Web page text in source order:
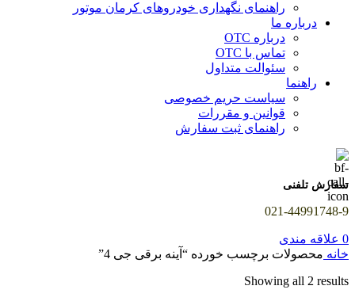
راهنمای نگهداری خودروهای کرمان موتور
درباره ما
درباره OTC
تماس با OTC
سئوالت متداول
راهنما
سیاست حریم خصوصی
قوانین و مقررات
راهنمای ثبت سفارش
سفارش تلفنی
021-44991748-9
0 علاقه مندی
خانه محصولات برچسب خورده “آینه برقی جی 4”
Showing all 2 results